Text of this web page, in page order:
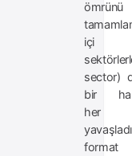
ömrünü
içi
sector)
bir
her
format